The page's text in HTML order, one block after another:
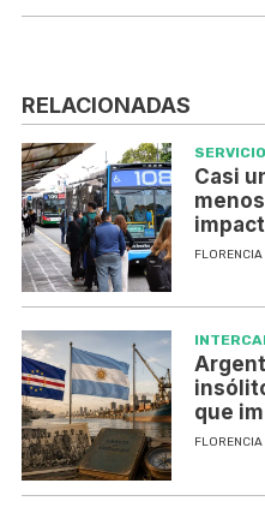
RELACIONADAS
Casi
FLORENCIA
que